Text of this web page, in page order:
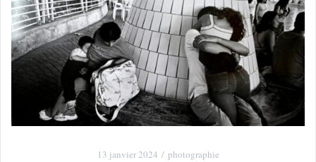
13 janvier 2024 photographie